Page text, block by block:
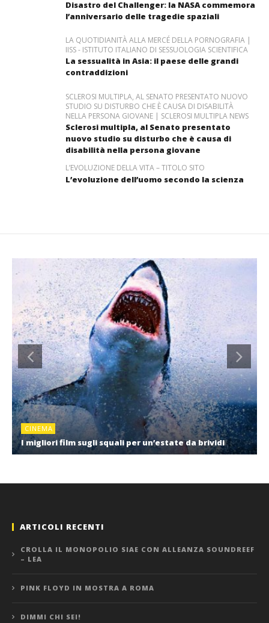
Disastro del Challenger: la NASA commemora
l’anniversario delle tragedie spaziali
LA QUOTIDIANITÀ ALLA MERCÉ DELLA PORNOGRAFIA |
IISS - ISTITUTO ITALIANO DI SESSUOLOGIA SCIENTIFICA
La sessualità in Asia: il paese delle grandi
contraddizioni
SCLEROSI MULTIPLA, AL SENATO PRESENTATO NUOVO
STUDIO SU DISTURBO CHE È CAUSA DI DISABILITÀ
NELLA PERSONA GIOVANE | SCLEROSI MULTIPLA NEWS
Sclerosi multipla, al Senato presentato
nuovo studio su disturbo che è causa di
disabilità nella persona giovane
L’EVOLUZIONE DELLA VITA – TITOLO SITO
L’evoluzione dell’uomo secondo la scienza
CINEMA
I migliori film sugli squali per un’estate da brividi
ARTICOLI RECENTI
CROLLA IL MONOPOLIO SIAE CON ALLEANZA SOUNDREEF
– LEA
PINK FLOYD IN MOSTRA A ROMA
DIMMI CHI SEI!